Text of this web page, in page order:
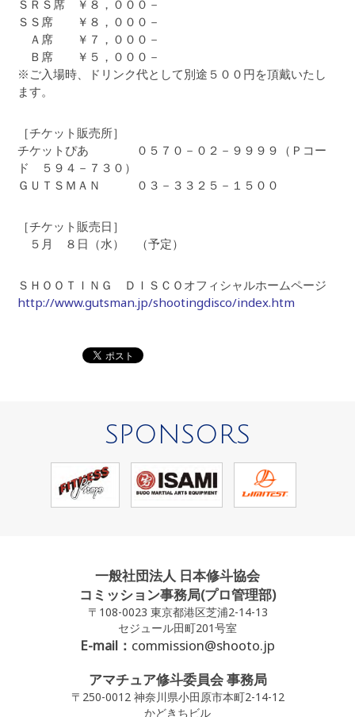
ＳＲＳ席 ￥８，０００－
ＳＳ席 ￥８，０００－
Ａ席 ￥７，０００－
Ｂ席 ￥５，０００－
※ご入場時、ドリンク代として別途５００円を頂戴いたし
ます。
［チケット販売所］
チケットぴあ ０５７０－０２－９９９９（Ｐコー
ド ５９４－７３０）
ＧＵＴＳＭＡＮ ０３－３３２５－１５００
［チケット販売日］
５月 ８日（水） （予定）
ＳＨＯＯＴＩＮＧ ＤＩＳＣＯオフィシャルホームページ
http://www.gutsman.jp/shootingdisco/index.htm
SPONSORS
一般社団法人 日本修斗協会
コミッション事務局(プロ管理部)
〒108-0023 東京都港区芝浦2-14-13
セジュール田町201号室
E-mail： commission@shooto.jp
アマチュア修斗委員会 事務局
〒250-0012 神奈川県小田原市本町2-14-12
かどきちビル